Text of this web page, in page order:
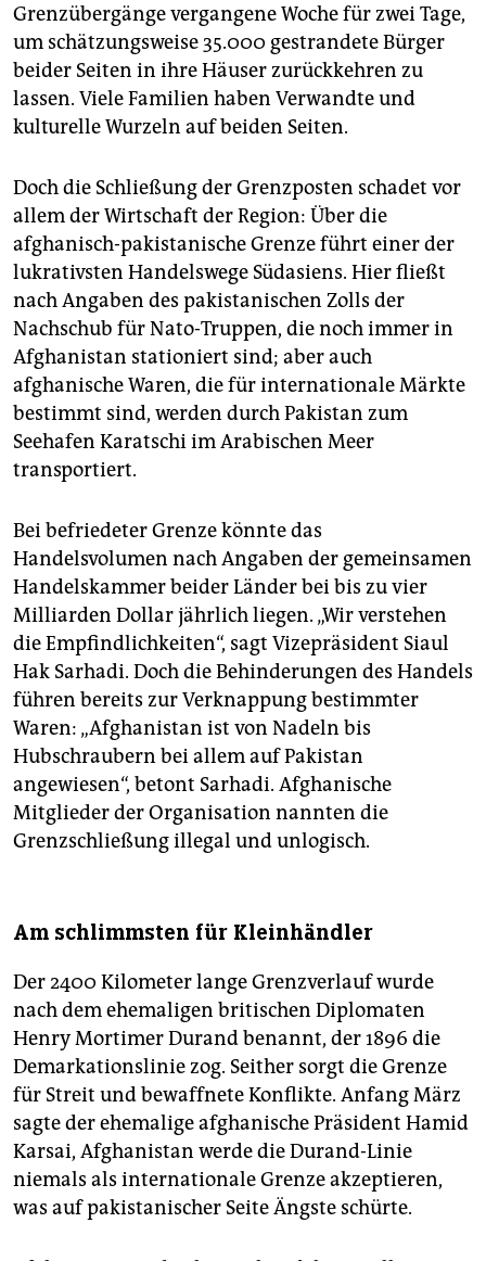
Grenzübergänge vergangene Woche für zwei Tage,
um schätzungsweise 35.000 gestrandete Bürger
beider Seiten in ihre Häuser zurückkehren zu
lassen. Viele Familien haben Verwandte und
kulturelle Wurzeln auf beiden Seiten.
Doch die Schließung der Grenzposten schadet vor
allem der Wirtschaft der Region: Über die
afghanisch-pakistanische Grenze führt einer der
lukrativsten Handelswege Südasiens. Hier fließt
nach Angaben des pakistanischen Zolls der
Nachschub für Nato-Truppen, die noch immer in
Afghanistan stationiert sind; aber auch
afghanische Waren, die für internationale Märkte
bestimmt sind, werden durch Pakistan zum
Seehafen Karatschi im Arabischen Meer
transportiert.
Bei befriedeter Grenze könnte das
Handelsvolumen nach Angaben der gemeinsamen
Handelskammer beider Länder bei bis zu vier
Milliarden Dollar jährlich liegen. „Wir verstehen
die Empfindlichkeiten“, sagt Vizepräsident Siaul
Hak Sarhadi. Doch die Behinderungen des Handels
führen bereits zur Verknappung bestimmter
Waren: „Afghanistan ist von Nadeln bis
Hubschraubern bei allem auf Pakistan
angewiesen“, betont Sarhadi. Afghanische
Mitglieder der Organisation nannten die
Grenzschließung illegal und unlogisch.
Am schlimmsten für Kleinhändler
Der 2400 Kilometer lange Grenzverlauf wurde
nach dem ehemaligen britischen Diplomaten
Henry Mortimer Durand benannt, der 1896 die
Demarkationslinie zog. Seither sorgt die Grenze
für Streit und bewaffnete Konflikte. Anfang März
sagte der ehemalige afghanische Präsident Hamid
Karsai, Afghanistan werde die Durand-Linie
niemals als internationale Grenze akzeptieren,
was auf pakistanischer Seite Ängste schürte.